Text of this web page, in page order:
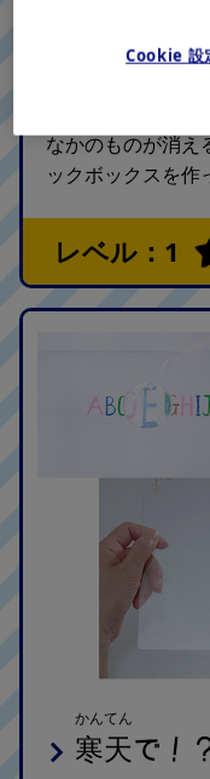
消
なかのものが消え
ックボックスを作
レベル：1
寒天
かんてん
で！
Cookie 設